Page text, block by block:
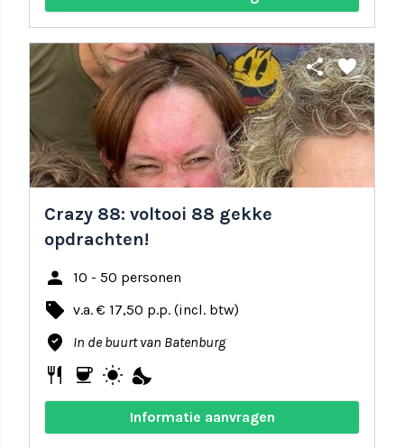
share favorite
Crazy 88: voltooi 88 gekke
opdrachten!
person 10 - 50 personen
local_offer v.a. € 17,50 p.p. (incl. btw)
where_to_vote In de buurt van Batenburg
restaurant coffee wb_sunny nights_stay
Informatie aanvragen